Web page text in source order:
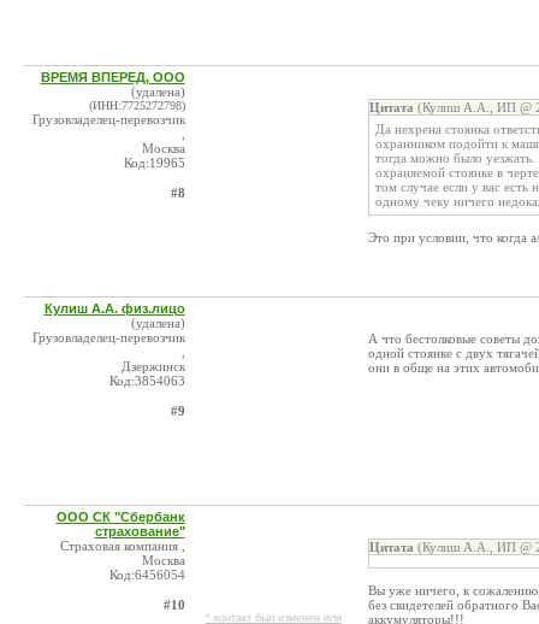
ВРЕМЯ ВПЕРЕД, ООО
(удалена)
(ИНН:7725272798)
Грузовладелец-перевозчик
Москва
Код:19965
#8
Цитата (Кулиш А.А., ИП @
Да нехрена стоянка
охранником подойти к
тогда можно было уезжать.
охраняемой стоянке в
том случае если у вас
одному чеку ничего
Это при условии, что когда
Кулиш А.А. физ.лицо
(удалена)
Грузовладелец-перевозчик
Дзержинск
Код:3854063
#9
А что бестолковые советы
одной стоянке с двух
они в обще на этих
ООО СК "Сбербанк
страхование"
Страховая компания ,
Москва
Код:6456054
#10
* контакт был изменен или
Цитата (Кулиш А.А., ИП @
Вы уже ничего, к
без свидетелей обратного
аккумуляторы!!!